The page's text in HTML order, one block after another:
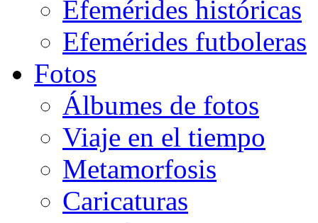
Efemérides históricas
Efemérides futboleras
Fotos
Álbumes de fotos
Viaje en el tiempo
Metamorfosis
Caricaturas